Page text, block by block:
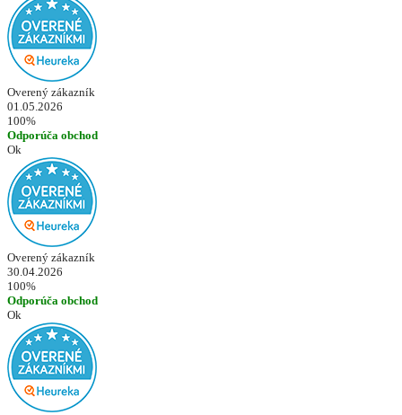
Overený zákazník
01.05.2026
100%
Odporúča obchod
Ok
Overený zákazník
30.04.2026
100%
Odporúča obchod
Ok